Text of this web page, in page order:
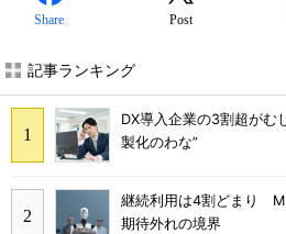
Share Post
記事ランキング
DX導入企業の3割超が
製化のわな”
継続利用は4割どまり
期待外れの境界